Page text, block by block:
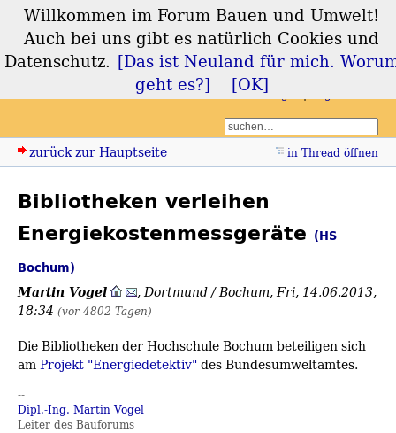
Forum Bauen und
Umwelt
zurück zur Hauptseite in Thread öffnen
Bibliotheken verleihen
Energiekostenmessgeräte (HS
Bochum)
Martin Vogel ,Dortmund / Bochum,Fri, 14.06.2013,
18:34 (vor 4802 Tagen)
Die Bibliotheken der Hochschule Bochum beteiligen sich
amProjekt "Energiedetektiv" des Bundesumweltamtes.
--
Dipl.-Ing. Martin Vogel
Leiter des Bauforums
Willkommen im Forum Bauen und Umwelt!
Auch bei uns gibt es natürlich Cookies und
Datenschutz. [Das ist Neuland für mich.
geht es?]
[OK]